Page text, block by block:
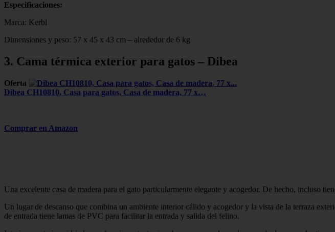
Especificaciones:
Marca: Kerbl
Dimensiones y peso: 57 x 45 x 43 cm – alrededor de 6 kg
3. Cama térmica exterior para gatos – Dibea
Oferta
Dibea CH10810, Casa para gatos, Casa de madera, 77 x…
Comprar en Amazon
Una excelente casa de madera para el gato particularmente elegante y acogedor. De hecho, incluso
Un lugar de descanso que combina un ambiente interior cálido y acogedor y la vista de la terraza
de entrada tiene lamas de PVC para facilitar la entrada y salida del felino.